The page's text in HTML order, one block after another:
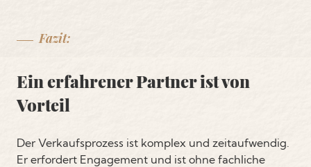
Fazit:
Ein erfahrener Partner ist von
Vorteil
Der Verkaufsprozess ist komplex und zeitaufwendig.
Er erfordert Engagement und ist ohne fachliche